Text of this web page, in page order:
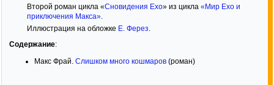
Второй роман цикла «Сновидения Ехо» из цикла «Мир Ехо и
приключения Макса».
Иллюстрация на обложке Е. Ферез.
Содержание:
Макс Фрай. Слишком много кошмаров (роман)